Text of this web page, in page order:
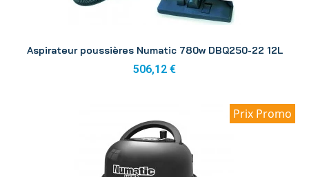
Aspirateur poussières Numatic 780w DBQ250-22 12L
506,12 €
Prix Promo